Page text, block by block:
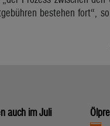
bestehen fort“,
auch im Juli